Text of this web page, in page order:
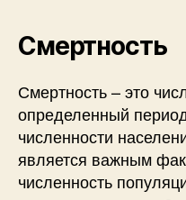
Смертность
Смертность – это
определенный
численности
является важным
численность